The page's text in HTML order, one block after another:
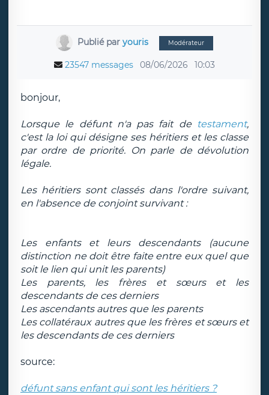
Publié par youris Modérateur
23547 messages 08/06/2026 10:03
bonjour,
Lorsque le défunt n'a pas fait de testament,
c'est la loi qui désigne ses héritiers et les classe
par ordre de priorité. On parle de dévolution
légale.
Les héritiers sont classés dans l'ordre suivant,
en l'absence de conjoint survivant :
Les enfants et leurs descendants (aucune
distinction ne doit être faite entre eux quel que
soit le lien qui unit les parents)
Les parents, les frères et sœurs et les
descendants de ces derniers
Les ascendants autres que les parents
Les collatéraux autres que les frères et sœurs et
les descendants de ces derniers
source:
défunt sans enfant qui sont les héritiers ?